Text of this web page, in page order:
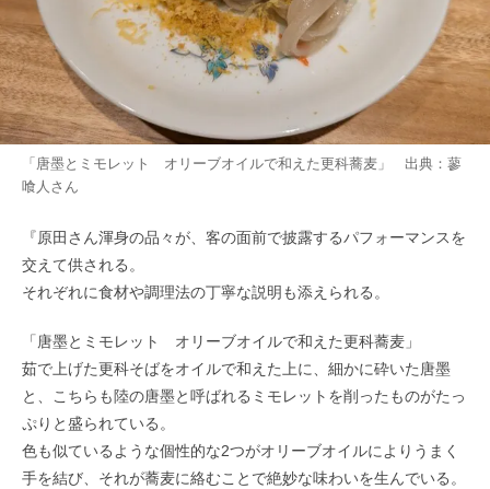
「唐墨とミモレット オリーブオイルで和えた更科蕎麦」 出典： 蓼
喰人 さん
『原田さん渾身の品々が、客の面前で披露するパフォーマンスを
交えて供される。
それぞれに食材や調理法の丁寧な説明も添えられる。
「唐墨とミモレット オリーブオイルで和えた更科蕎麦」
茹で上げた更科そばをオイルで和えた上に、細かに砕いた唐墨
と、こちらも陸の唐墨と呼ばれるミモレットを削ったものがたっ
ぷりと盛られている。
色も似ているような個性的な2つがオリーブオイルによりうまく
手を結び、それが蕎麦に絡むことで絶妙な味わいを生んでいる。